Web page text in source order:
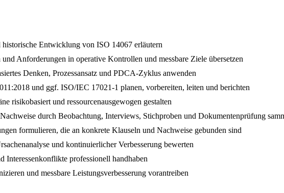
Entwicklung von ISO 14067 erläutern
Anforderungen in operative Kontrollen und messbare Ziele übersetzen
Denken, Prozessansatz und PDCA-Zyklus anwenden
und ggf. ISO/IEC 17021-1 planen, vorbereiten, leiten und berichten
risikobasiert und ressourcenausgewogen gestalten
durch Beobachtung, Interviews, Stichproben und Dokumentenprüfung
formulieren, die an konkrete Klauseln und Nachweise gebunden sind
und kontinuierlicher Verbesserung bewerten
professionell handhaben
und messbare Leistungsverbesserung vorantreiben